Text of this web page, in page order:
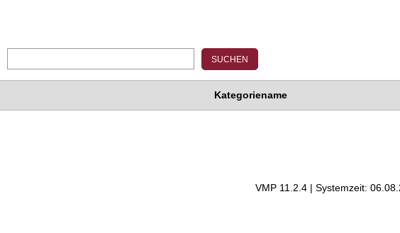
Kategoriename
VMP 11.2.4 | Systemzeit: